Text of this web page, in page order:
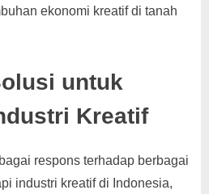
ekonomi kreatif di tanah
untuk
Kreatif
respons terhadap berbagai
industri kreatif di Indonesia,